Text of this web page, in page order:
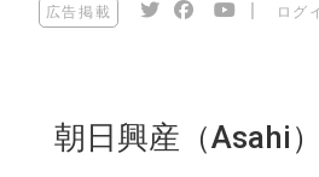
広告掲載 ログ
朝日興産（Asahi）